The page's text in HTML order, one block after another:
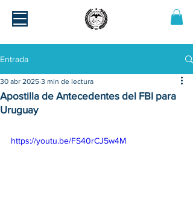
Entrada
Apostilla de Antecedentes del FBI para
Uruguay
30 abr 2025 3 min de lectura
https://youtu.be/FS40rCJ5w4M